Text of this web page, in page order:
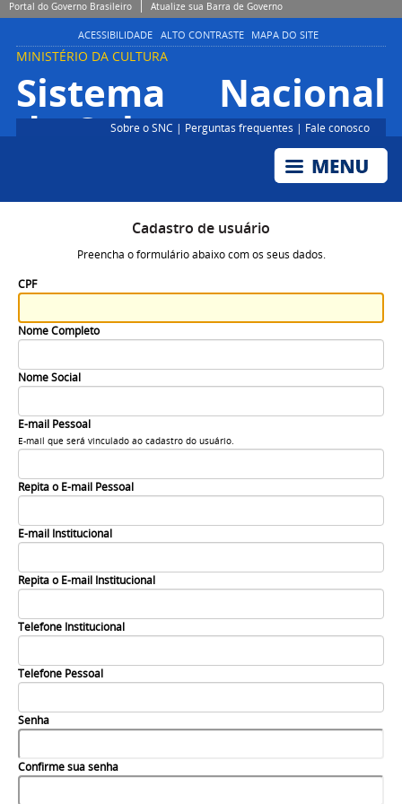
Portal do Governo Brasileiro Atualize sua Barra de Governo
ACESSIBILIDADE ALTO CONTRASTE MAPA DO SITE
Sistema Nacional
de Cultura
MINISTÉRIO DA CULTURA
Sobre o SNC | Perguntas frequentes | Fale conosco
Cadastro de usuário
Preencha o formulário abaixo com os seus dados.
CPF
Nome Completo
Nome Social
E-mail Pessoal
E-mail que será vinculado ao cadastro do usuário.
Repita o E-mail Pessoal
E-mail Institucional
Repita o E-mail Institucional
Telefone Institucional
Telefone Pessoal
Senha
Confirme sua senha